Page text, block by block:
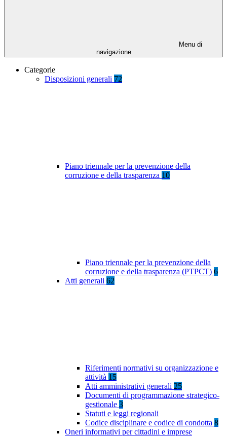
Menu di
navigazione
Categorie
Disposizioni generali 72
Piano triennale per la prevenzione della
corruzione e della trasparenza 10
Piano triennale per la prevenzione della
corruzione e della trasparenza (PTPCT) 6
Atti generali 62
Riferimenti normativi su organizzazione e
attività 15
Atti amministrativi generali 25
Documenti di programmazione strategico-
gestionale 3
Statuti e leggi regionali
Codice disciplinare e codice di condotta 8
Oneri informativi per cittadini e imprese